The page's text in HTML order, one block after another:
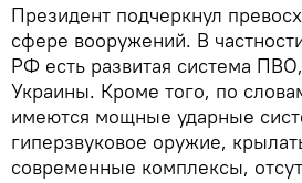
Президент подчеркнул
сфере вооружений. В
РФ есть развитая система
Украины. Кроме того, по
имеются мощные ударные
гиперзвуковое оружие,
современные комплексы,